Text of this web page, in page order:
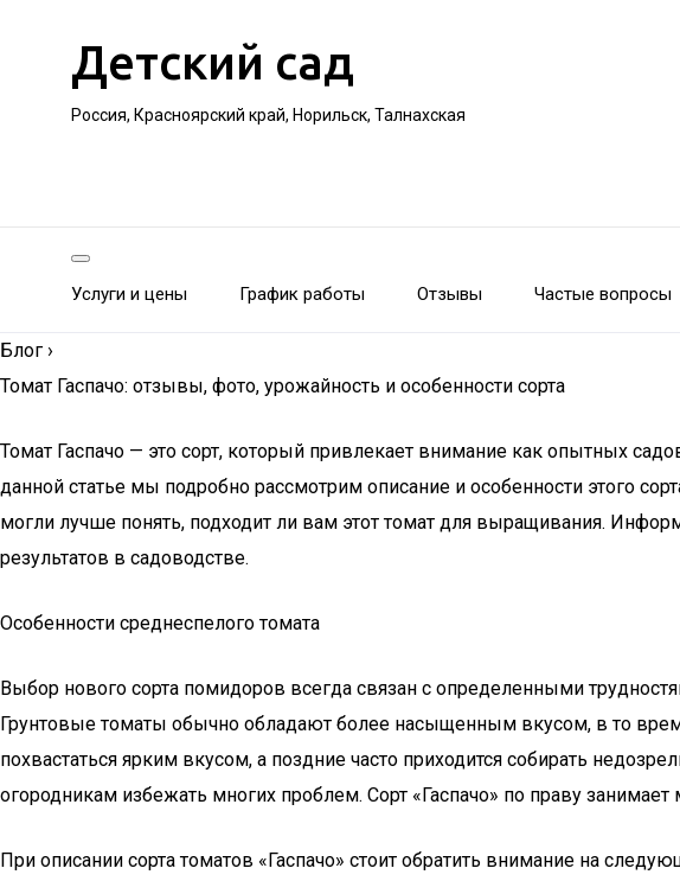
Детский сад
Россия, Красноярский край, Норильск, Талнахская
Услуги и цены График работы Отзывы Частые вопросы
Блог ›
Томат Гаспачо: отзывы, фото, урожайность и особенности сорта
Томат Гаспачо — это сорт, который привлекает внимание как опытных
данной статье мы подробно рассмотрим описание и особенности этого
могли лучше понять, подходит ли вам этот томат для выращивания.
результатов в садоводстве.
Особенности среднеспелого томата
Выбор нового сорта помидоров всегда связан с определенными
Грунтовые томаты обычно обладают более насыщенным вкусом, в то
похвастаться ярким вкусом, а поздние часто приходится собирать
огородникам избежать многих проблем. Сорт «Гаспачо» по праву
При описании сорта томатов «Гаспачо» стоит обратить внимание на